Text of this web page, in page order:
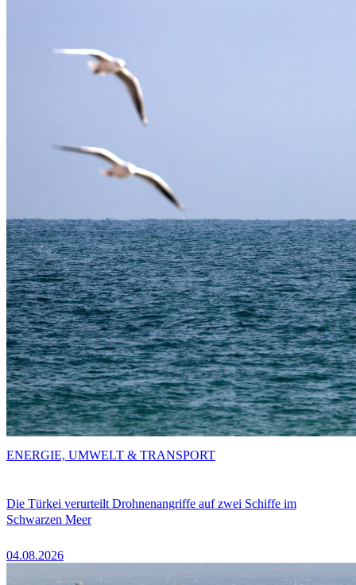
Die Türkei verurteilt Drohnenangriffe auf zwei Schiffe im
Schwarzen Meer
04.08.2026
ENERGIE, UMWELT & TRANSPORT